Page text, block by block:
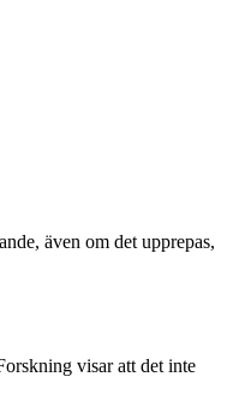
även om det upprepas,
visar att det inte